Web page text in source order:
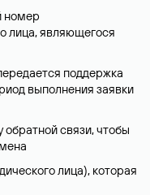
номер
лица, являющегося
поддержка
выполнения заявки
связи, чтобы
лица), которая